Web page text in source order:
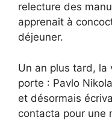
relecture des
apprenait à
déjeuner.
Un an plus tard, la
porte : Pavlo
et désormais
contacta pour une